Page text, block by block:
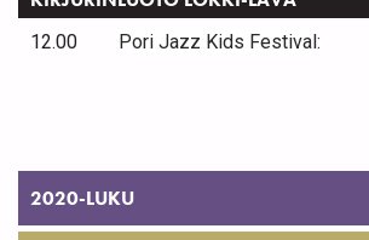
2020-LUKU
12.00 Pori Jazz Kids Festival: